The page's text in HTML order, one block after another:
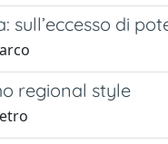
sull’eccesso di
regional style